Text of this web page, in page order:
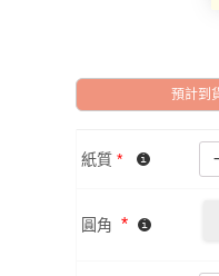
預計到
紙質 *
圓角 *